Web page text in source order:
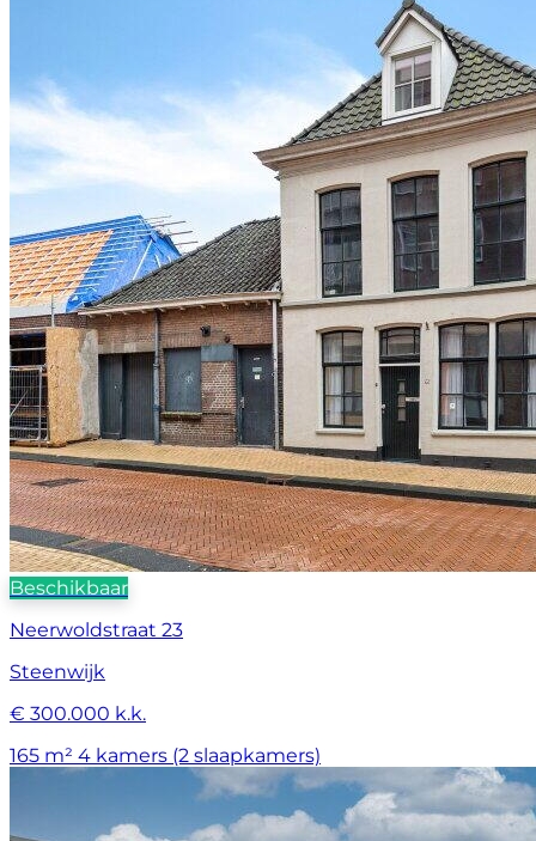
Beschikbaar
Neerwoldstraat 23
Steenwijk
€ 300.000 k.k.
165 m² 4 kamers (2 slaapkamers)